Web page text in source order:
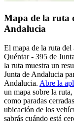
Mapa de la ruta
Andalucia
El mapa de la ruta
Quéntar - 395 de
la ruta muestra un
Junta de Andalucia
Andalucia. Abre la
un mapa sobre la
como paradas
ubicación de los
sabrás cuándo está